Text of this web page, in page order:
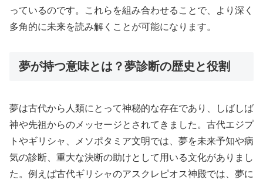
っているのです。これらを組み合わせることで、より深く
多角的に未来を読み解くことが可能になります。
夢が持つ意味とは？夢診断の歴史と役割
夢は古代から人類にとって神秘的な存在であり、しばしば
神や先祖からのメッセージとされてきました。古代エジプ
トやギリシャ、メソポタミア文明では、夢を未来予知や病
気の診断、重大な決断の助けとして用いる文化がありまし
た。例えば古代ギリシャのアスクレピオス神殿では、夢に